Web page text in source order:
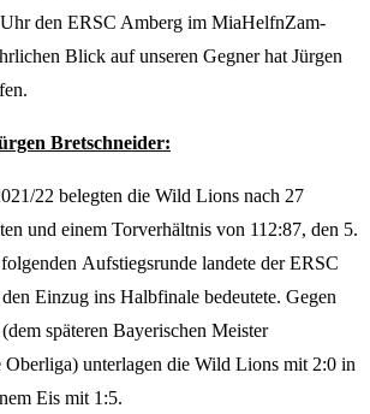
den ERSC Amberg im MiaHelfnZam-
Blick auf unseren Gegner hat Jürgen
Bretschneider:
22 belegten die Wild Lions nach 27
und einem Torverhältnis von 112:87, den 5.
Aufstiegsrunde landete der ERSC
Einzug ins Halbfinale bedeutete. Gegen
späteren Bayerischen Meister
unterlagen die Wild Lions mit 2:0 in
Eis mit 1:5.